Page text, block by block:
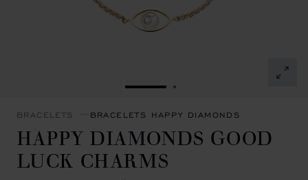
ALLER À LA DIAPOSITIVE 1
ALLER À LA
BRACELETS BRACELETS HAPPY DIAMONDS
HAPPY DIAMONDS GOOD
LUCK CHARMS